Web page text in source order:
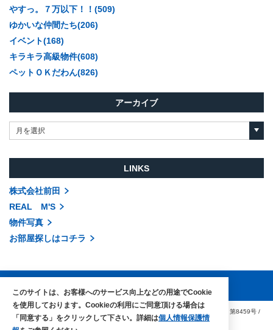
やすっ。７万以下！！(509)
ゆかいな仲間たち(206)
イベント(168)
キラキラ高級物件(608)
ペットＯＫだわん(826)
アーカイブ
月を選択
LINKS
株式会社前田
REAL M'S
物件写真
お部屋探しはコチラ
国土交通大臣（3）第8459号 /
賃貸住宅管理業免許 国土交通大臣（1）第002104号
このサイトは、お客様へのサービス向上などの用途でCookie
を使用しております。Cookieの利用にご同意頂ける場合は
「同意する」をクリックして下さい。詳細は個人情報保護情